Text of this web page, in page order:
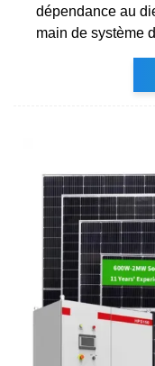
dépendance au
main de système